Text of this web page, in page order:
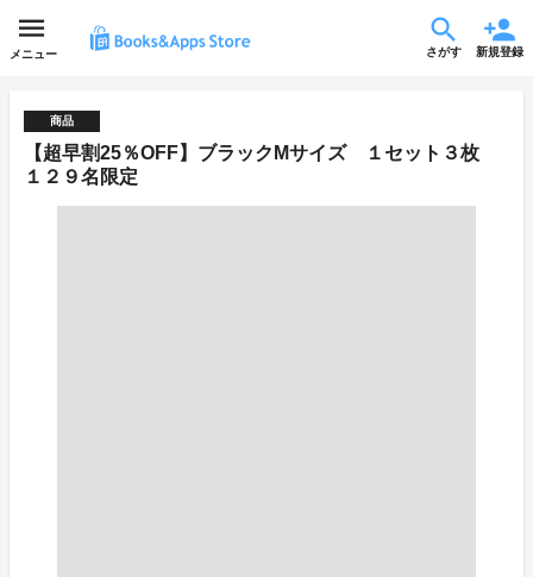
メニュー さがす 新規登録
商品
【超早割25％OFF】ブラックMサイズ １セット３枚
１２９名限定